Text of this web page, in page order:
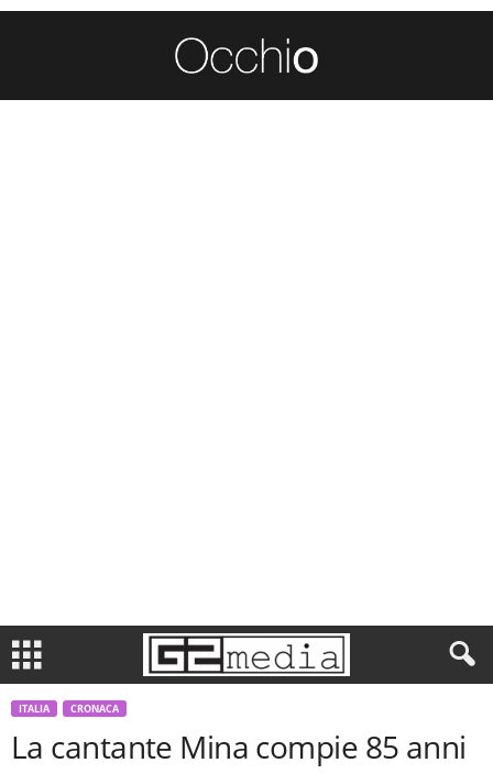
ITALIA CRONACA
La cantante Mina compie 85 anni